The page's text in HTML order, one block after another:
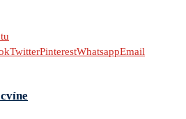
TwitterPinterestWhatsappEmail